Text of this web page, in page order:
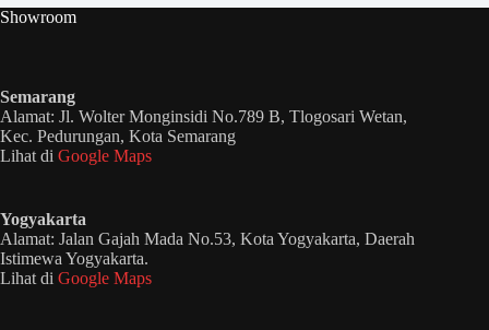
Showroom
Semarang
Alamat: Jl. Wolter Monginsidi No.789 B, Tlogosari Wetan,
Kec. Pedurungan, Kota Semarang
Lihat di Google Maps
Yogyakarta
Alamat: Jalan Gajah Mada No.53, Kota Yogyakarta, Daerah
Istimewa Yogyakarta.
Lihat di Google Maps